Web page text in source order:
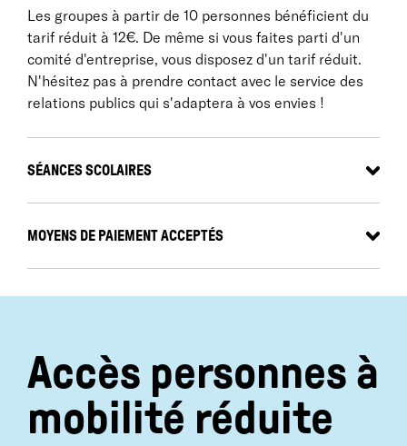
l'accès à la programmation pour toutes et tous. Pour
y contribuer, ajouter un (ou plusieurs) billets dans
votre panier lors de votre commande sur
notre billetterie en ligne
ou par téléphone, auprès de
l'équipe du ZEF.
Les groupes à partir de 10 personnes bénéficient du
tarif réduit à 12€. De même si vous faites parti d'un
comité d'entreprise, vous disposez d'un tarif réduit.
N'hésitez pas à prendre contact avec le service des
relations publics qui s'adaptera à vos envies !
SÉANCES SCOLAIRES
MOYENS DE PAIEMENT ACCEPTÉS
LE ZEF - scène nationale de Marseille
et envoyédans les 5 jours après la réservation
à l’adresse suivante :
LE ZEF - scène nationale de Marseille
Accès personnes à
mobilité réduite